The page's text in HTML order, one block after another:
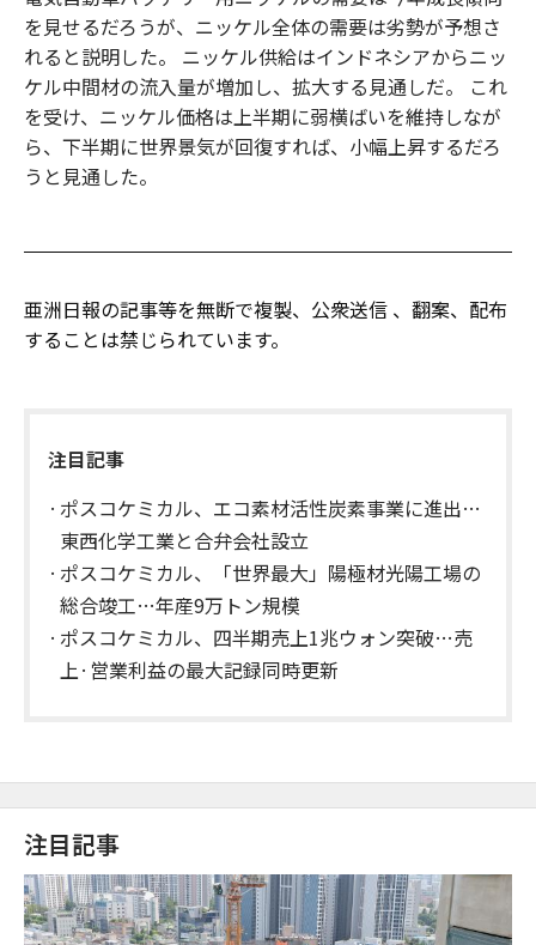
を見せるだろうが、ニッケル全体の需要は劣勢が予想さ
れると説明した。 ニッケル供給はインドネシアからニッ
ケル中間材の流入量が増加し、拡大する見通しだ。 これ
を受け、ニッケル価格は上半期に弱横ばいを維持しなが
ら、下半期に世界景気が回復すれば、小幅上昇するだろ
うと見通した。
亜洲日報の記事等を無断で複製、公衆送信 、翻案、配布
することは禁じられています。
注目記事
ポスコケミカル、エコ素材活性炭素事業に進出…
東西化学工業と合弁会社設立
ポスコケミカル、「世界最大」陽極材光陽工場の
総合竣工…年産9万トン規模
ポスコケミカル、四半期売上1兆ウォン突破…売
上·営業利益の最大記録同時更新
注目記事